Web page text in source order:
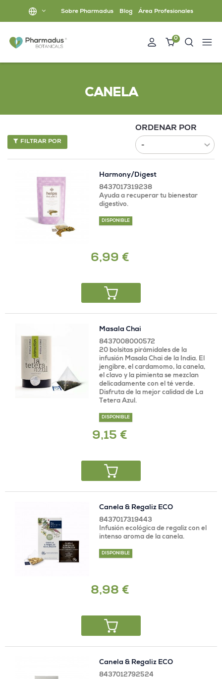
Sobre Pharmadus Blog Área Profesionales
0
CANELA
ORDENAR POR
FILTRAR POR
Harmony/Digest
8437017319238
Ayuda a recuperar tu bienestar
digestivo.
DISPONIBLE
6,99 €
Masala Chai
8437008000572
20 bolsitas pirámidales de la
infusión Masala Chai de la India. El
jengibre, el cardamomo, la canela,
el clavo y la pimienta se mezclan
delicadamente con el té verde.
Disfruta de la mejor calidad de La
Tetera Azul.
DISPONIBLE
9,15 €
Canela & Regaliz ECO
8437017319443
Infusión ecológica de regaliz con el
intenso aroma de la canela.
DISPONIBLE
8,98 €
Canela & Regaliz ECO
8437012792524